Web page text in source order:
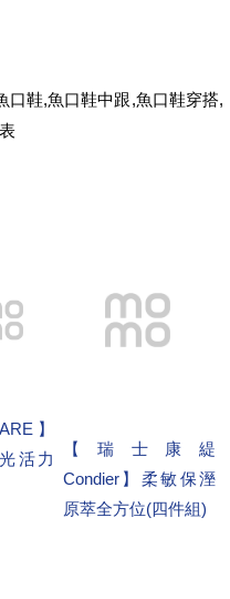
口鞋,魚口鞋中跟,魚口鞋穿搭,
】
活力
【瑞士康緹
Condier】柔敏保溼
原萃全方位(四件組)